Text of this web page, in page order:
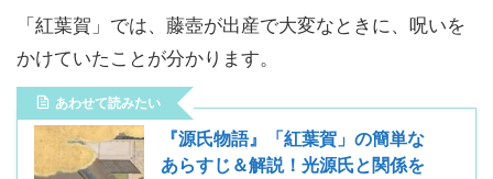
「紅葉賀」では、藤壺が出産で大変なときに、呪いを
かけていたことが分かります。
あわせて読みたい
『源氏物語』「紅葉賀」の簡単な
あらすじ＆解説！光源氏と関係を